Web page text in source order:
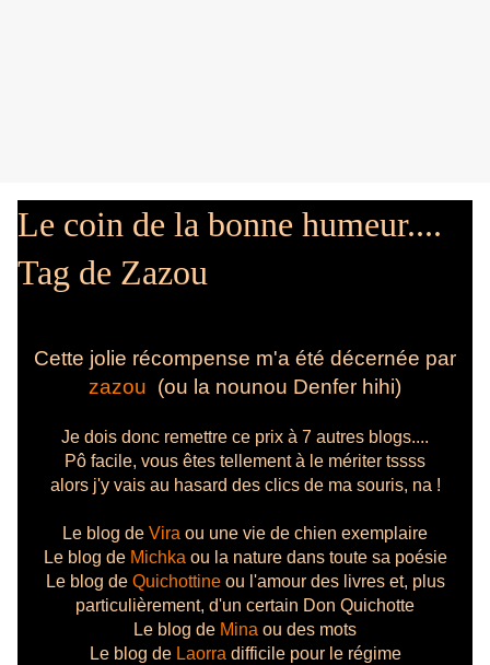
Le coin de la bonne humeur....
Tag de Zazou
Cette jolie récompense m'a été décernée par
zazou (ou la nounou Denfer hihi)
Je dois donc remettre ce prix à 7 autres blogs....
Pô facile, vous êtes tellement à le mériter tssss
alors j'y vais au hasard des clics de ma souris, na !
Le blog de Vira ou une vie de chien exemplaire
Le blog de Michka ou la nature dans toute sa poésie
Le blog de Quichottineou l'amour des livres et, plus
particulièrement, d'un certain Don Quichotte
Le blog de Mina ou des mots
Le blog de Laorra difficile pour le régime